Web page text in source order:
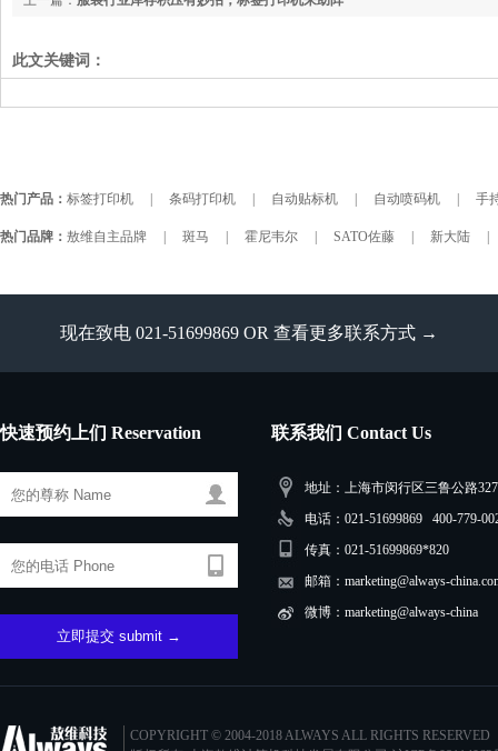
此文关键词：
热门产品： 标签打印机 条码打印机 自动贴标机 自动喷码机 手
热门品牌： 敖维自主品牌 斑马 霍尼韦尔 SATO佐藤 新大陆
现在致电 021-51699869 OR 查看更多联系方式 →
快速预约上们 Reservation 联系我们 Contact Us
地址：上海市闵行区三鲁公路
电话：021-51699869 400-779-
传真：021-51699869*820
邮箱：marketing@always-
微博：marketing@always-china
COPYRIGHT © 2004-2018 ALWAYS ALL RIGHTS RESERVED